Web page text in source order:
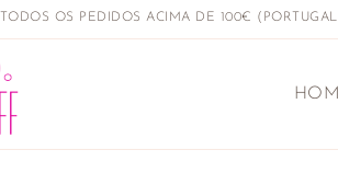
TODOS OS PEDIDOS ACIMA DE 100€